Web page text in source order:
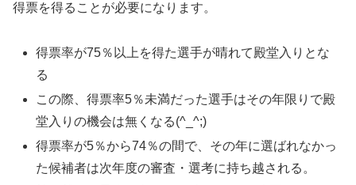
得票を得ることが必要になります。
得票率が75％以上を得た選手が晴れて殿堂入りとな
る
この際、得票率5％未満だった選手はその年限りで殿
堂入りの機会は無くなる(^_^;)
得票率が5％から74％の間で、その年に選ばれなかっ
た候補者は次年度の審査・選考に持ち越される。